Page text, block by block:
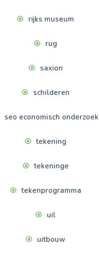
rijks museum
rug
saxion
schilderen
seo economisch onderzoek
tekening
tekeninge
tekenprogramma
uil
uitbouw